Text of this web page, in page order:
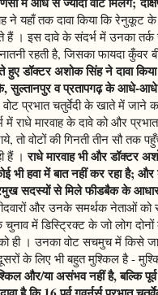
ने यहाँ तक दावा किया कि रेनुकूट
हैं । इस दावे के संदर्भ में उनका तर्क
रहती है, जिसका फायदा कुँवर
हुए डॉक्टर अशोक सिंह ने दावा
सुल्तानपुर व प्रतापगढ़ के आधे-
वोट प्रभात चतुर्वेदी के खाते में जाने
में राधे मारवाह के दावे को और
तो वोटों की गिनती तीन सौ तक
हैं ।राधे मारवाह भी और डॉक्टर
भी हवा में बात नहीं कर रहा है;
सदस्यों से मिले फीडबैक के आधार
और उनके समर्थक नेताओं
चुनाव में डिस्ट्रिक्ट के जो लोग
ही । उनका वोट सचमुच में किसे
के लिए भी बहुत मुश्किल है -
और/या असंभव नहीं है, बल्कि पूर्व